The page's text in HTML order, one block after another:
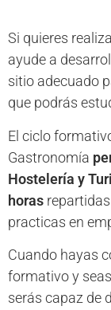
Si quieres
ayude a
sitio adecuado
que podrás
El ciclo
Gastronomía
Hostelería y
horas
practicas en
Cuando hayas
formativo y seas
serás capaz de